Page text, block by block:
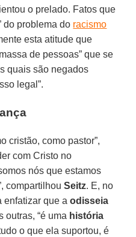
o prelado. Fatos que
do problema do racismo
esta atitude que
de pessoas” que se
quais são negados
legal”.
cristão, como pastor”,
com Cristo no
nós que estamos
compartilhouSeitz. E, no
enfatizar que aodisseia
outras, “é uma história
o que ela suportou, é